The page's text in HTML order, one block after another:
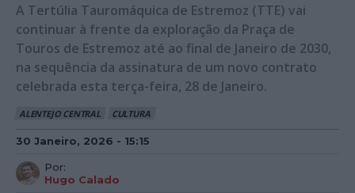
A Tertúlia Tauromáquica de Estremoz (TTE) vai
continuar à frente da exploração da Praça de
Touros de Estremoz até ao final de Janeiro de 2030,
na sequência da assinatura de um novo contrato
celebrada esta terça-feira, 28 de Janeiro.
ALENTEJO CENTRAL CULTURA
30 Janeiro, 2026 - 15:15
Por:
Hugo Calado